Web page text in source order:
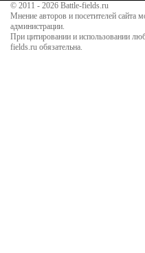
© 2011 - 2026 Battle-fields.ru
Мнение авторов и посетителей сайта
администрации.
При цитировании и использовании
fields.ru обязательна.